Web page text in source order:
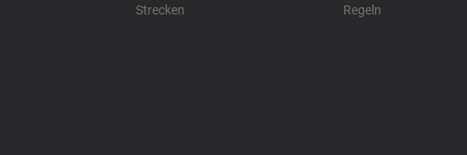
Strecken Regeln